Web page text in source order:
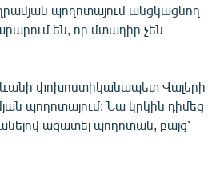
պողոտայում անցկացնող
են, որ մտադիր չեն
փոխոստիկանապետ Վալերի
պողոտայում: Նա կրկին դիմեց
ազատել պողոտան, բայց՝